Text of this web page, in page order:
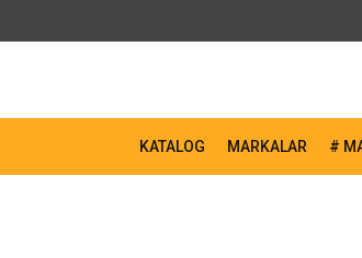
KATALOG MARKALAR #